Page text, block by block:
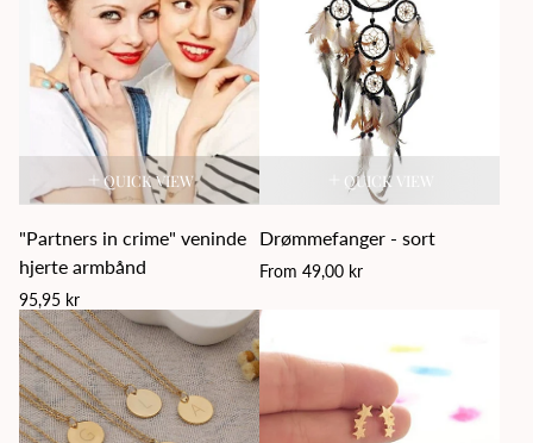
QUICK VIEW
"Partners in crime" veninde
hjerte armbånd
Regular
price
95,95 kr
QUICK VIEW
Drømmefanger - sort
Regular
From 49,00 kr